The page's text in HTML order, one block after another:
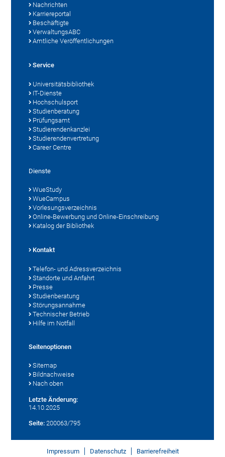
Nachrichten
Karriereportal
Beschäftigte
VerwaltungsABC
Amtliche Veröffentlichungen
Service
Universitätsbibliothek
IT-Dienste
Hochschulsport
Studienberatung
Prüfungsamt
Studierendenkanzlei
Studierendenvertretung
Career Centre
Dienste
WueStudy
WueCampus
Vorlesungsverzeichnis
Online-Bewerbung und Online-Einschreibung
Katalog der Bibliothek
Kontakt
Telefon- und Adressverzeichnis
Standorte und Anfahrt
Presse
Studienberatung
Störungsannahme
Technischer Betrieb
Hilfe im Notfall
Seitenoptionen
Sitemap
Bildnachweise
Nach oben
Letzte Änderung:
14.10.2025
Seite: 200063/795
Impressum Datenschutz Barrierefreiheit